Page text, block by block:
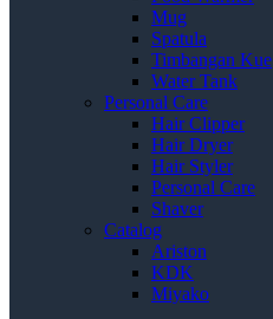
Mug
Spatula
Timbangan Kue
Water Tank
Personal Care
Hair Clipper
Hair Dryer
Hair Styler
Personal Care
Shaver
Catalog
Ariston
KDK
Miyako